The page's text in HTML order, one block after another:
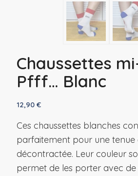
Chaussettes
Pfff… Blanc
12,90 €
Ces chaussettes blanches
parfaitement pour une tenue
décontractée. Leur couleur
permet de les porter avec